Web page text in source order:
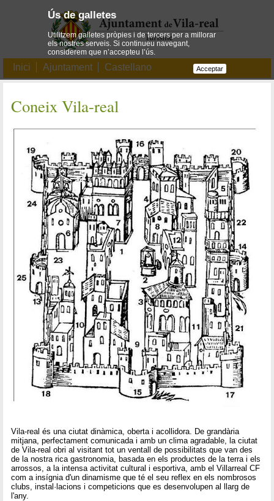
Inici Ajuntament Castellano
Coneix Vila-real
Vila-real és una ciutat dinàmica, oberta i acollidora. De grandària
mitjana, perfectament comunicada i amb un clima agradable, la ciutat
de Vila-real obri al visitant tot un ventall de possibilitats que van des
de la nostra rica gastronomia, basada en els productes de la terra i els
arrossos, a la intensa activitat cultural i esportiva, amb el Villarreal CF
com a insígnia d'un dinamisme que té el seu reflex en els nombrosos
clubs, instal·lacions i competicions que es desenvolupen al llarg de
l'any.
Ús de galletes
Utilitzem galletes pròpies i de tercers per a millorar
els nostres serveis. Si continueu navegant,
considerem que n’accepteu l’ús.
Acceptar